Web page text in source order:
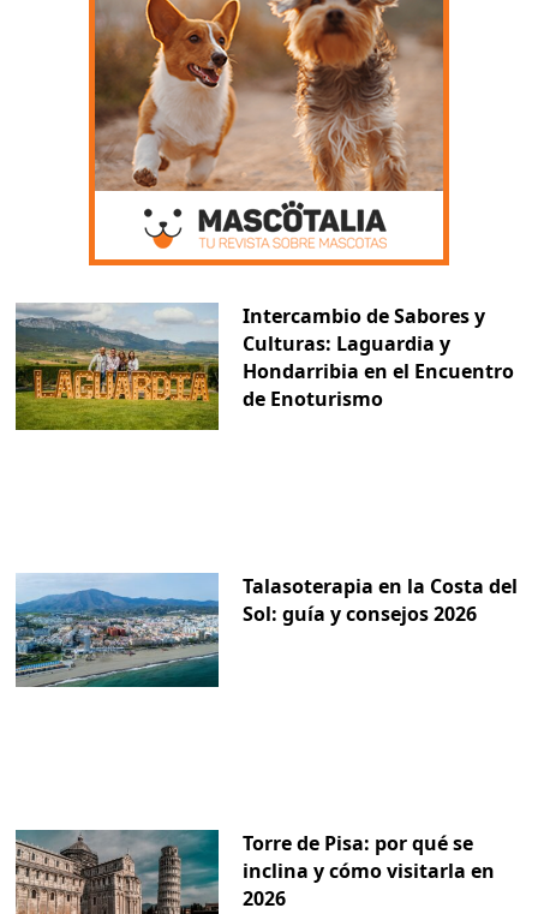
Intercambio de Sabores y
Culturas: Laguardia y
Hondarribia en el Encuentro
de Enoturismo
Talasoterapia en la Costa del
Sol: guía y consejos 2026
Torre de Pisa: por qué se
inclina y cómo visitarla en
2026